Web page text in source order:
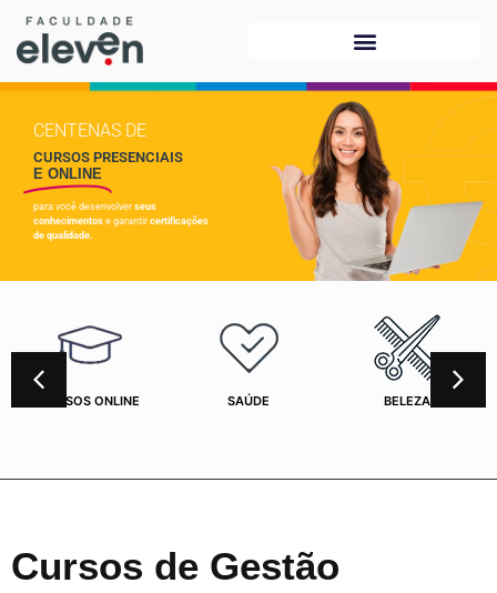
CENTENAS DE
CURSOS PRESENCIAIS
E ONLINE
para você desenvolver seus
conhecimentos e garantir certificações
de qualidade.
CURSOS ONLINE SAÚDE BELEZA
Cursos de Gestão